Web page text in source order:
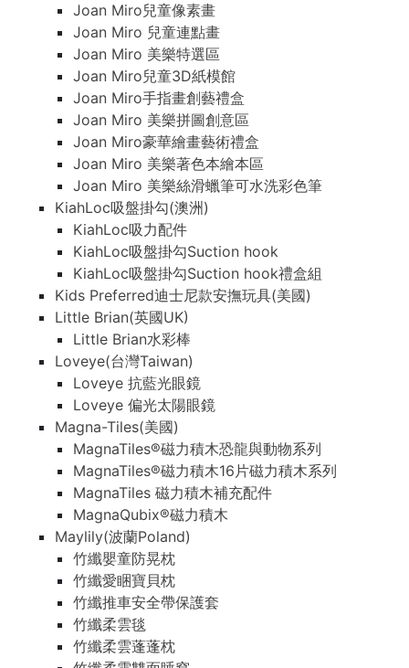
Joan Miro兒童像素畫
Joan Miro 兒童連點畫
Joan Miro 美樂特選區
Joan Miro兒童3D紙模館
Joan Miro手指畫創藝禮盒
Joan Miro 美樂拼圖創意區
Joan Miro豪華繪畫藝術禮盒
Joan Miro 美樂著色本繪本區
Joan Miro 美樂絲滑蠟筆可水洗彩色筆
KiahLoc吸盤掛勾(澳洲)
KiahLoc吸力配件
KiahLoc吸盤掛勾Suction hook
KiahLoc吸盤掛勾Suction hook禮盒組
Kids Preferred迪士尼款安撫玩具(美國)
Little Brian(英國UK)
Little Brian水彩棒
Loveye(台灣Taiwan)
Loveye 抗藍光眼鏡
Loveye 偏光太陽眼鏡
Magna-Tiles(美國)
MagnaTiles®磁力積木恐龍與動物系列
MagnaTiles®磁力積木16片磁力積木系列
MagnaTiles 磁力積木補充配件
MagnaQubix®磁力積木
Maylily(波蘭Poland)
竹纖嬰童防晃枕
竹纖愛睏寶貝枕
竹纖推車安全帶保護套
竹纖柔雲毯
竹纖柔雲蓬蓬枕